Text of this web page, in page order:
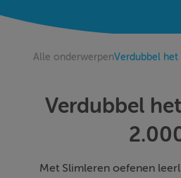
Alle onderwerpenVerdubbel
Verdubbel
Met Slimleren oefenen